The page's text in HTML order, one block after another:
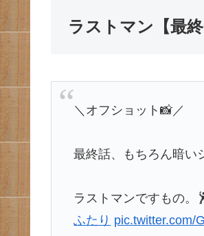
ラストマン【最
＼オフショット📸／
最終話、もちろん暗い
ラストマンですもの。
ふたり pic.twitter.com/